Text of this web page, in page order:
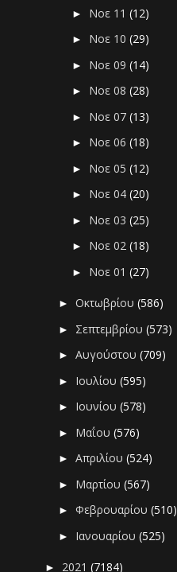
► Νοε 11(12)
► Νοε 10(29)
► Νοε 09(14)
► Νοε 08(28)
► Νοε 07(13)
► Νοε 06(18)
► Νοε 05(12)
► Νοε 04(20)
► Νοε 03(25)
► Νοε 02(18)
► Νοε 01(27)
►Οκτωβρίου(586)
► Σεπτεμβρίου(573)
►Αυγούστου(709)
► Ιουλίου(595)
► Ιουνίου(578)
► Μαΐου(576)
►Απριλίου(524)
► Μαρτίου(567)
►Φεβρουαρίου(510)
► Ιανουαρίου(525)
► 2021(7184)